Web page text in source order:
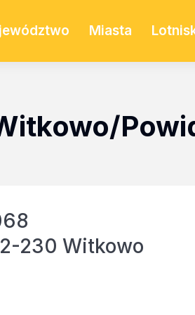
Miasta
230 Witkowo